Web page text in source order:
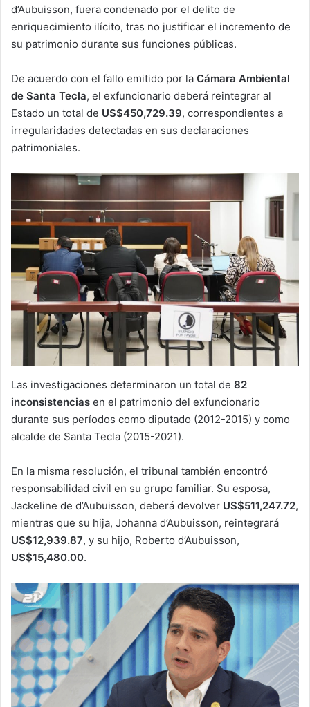
d’Aubuisson, fuera condenado por el delito de
enriquecimiento ilícito, tras no justificar el incremento de
su patrimonio durante sus funciones públicas.
De acuerdo con el fallo emitido por la Cámara Ambiental
de Santa Tecla, el exfuncionario deberá reintegrar al
Estado un total de US$450,729.39, correspondientes a
irregularidades detectadas en sus declaraciones
patrimoniales.
Las investigaciones determinaron un total de 82
inconsistencias en el patrimonio del exfuncionario
durante sus períodos como diputado (2012-2015) y como
alcalde de Santa Tecla (2015-2021).
En la misma resolución, el tribunal también encontró
responsabilidad civil en su grupo familiar. Su esposa,
Jackeline de d’Aubuisson, deberá devolver US$511,247.72,
mientras que su hija, Johanna d’Aubuisson, reintegrará
US$12,939.87, y su hijo, Roberto d’Aubuisson,
US$15,480.00.